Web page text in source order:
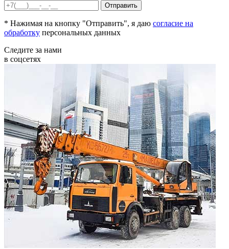
* Нажимая на кнопку "Отправить", я даю согласие на
обработку персональных данных
Следите за нами
в соцсетях